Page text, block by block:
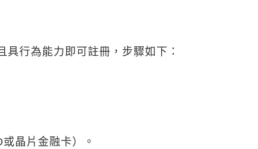
行為能力即可註冊，步驟如下：
晶片金融卡）。